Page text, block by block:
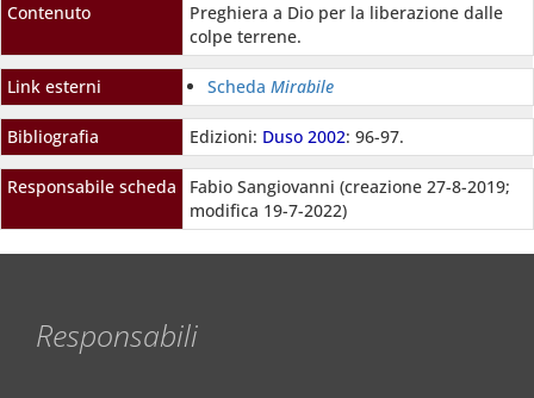
Contenuto
Preghiera a Dio per la liberazione dalle
colpe terrene.
Link esterni Scheda Mirabile
Bibliografia Edizioni: Duso 2002: 96-97.
Responsabile scheda
Fabio Sangiovanni (creazione 27-8-2019;
modifica 19-7-2022)
Responsabili